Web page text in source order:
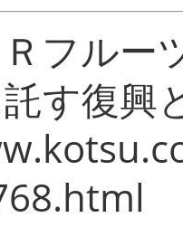
フルー
す復興